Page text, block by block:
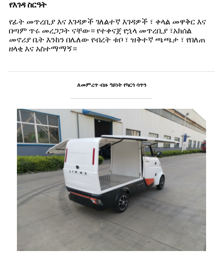
የእገዳ ስርዓት
የፊት መጥረቢያ እና እገዳዎች ገለልተኛ እገዳዎች ፣ ቀላል መዋቅር እና
በጣም ጥሩ መረጋጋት ናቸው። የተቀናጀ የኋላ መጥረቢያ ፣አክሰል
መኖሪያ ቤት እንከን በሌለው የብረት ቱቦ ፣ ዝቅተኛ ጫጫታ ፣ የበለጠ
ዘላቂ እና አስተማማኝ።
ለመምረጥ ብዙ ዓይነት የካርጎ ሳጥን